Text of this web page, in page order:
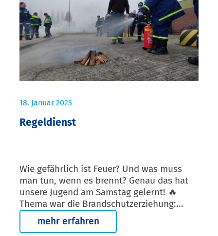
18. Januar 2025
Regeldienst
Wie gefährlich ist Feuer? Und was muss
man tun, wenn es brennt? Genau das hat
unsere Jugend am Samstag gelernt! 🔥
Thema war die Brandschutzerziehung:...
mehr erfahren